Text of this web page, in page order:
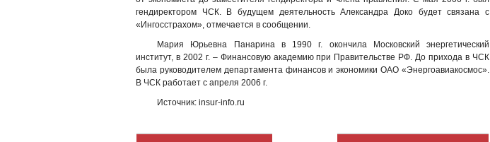
гендиректором ЧСК. В будущем деятельность Александра Доко будет связана с
«Ингосстрахом», отмечается в сообщении.
Мария Юрьевна Панарина в 1990 г. окончила Московский энергетический
институт, в 2002 г. – Финансовую академию при Правительстве РФ. До прихода в ЧСК
была руководителем департамента финансов и экономики ОАО «Энергоавиакосмос».
В ЧСК работает с апреля 2006 г.
Источник: insur-info.ru